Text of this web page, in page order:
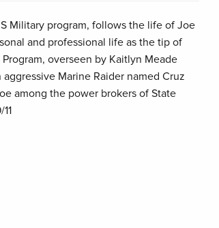
Military program, follows the life of Joe
and professional life as the tip of
overseen by Kaitlyn Meade
Marine Raider named Cruz
among the power brokers of State